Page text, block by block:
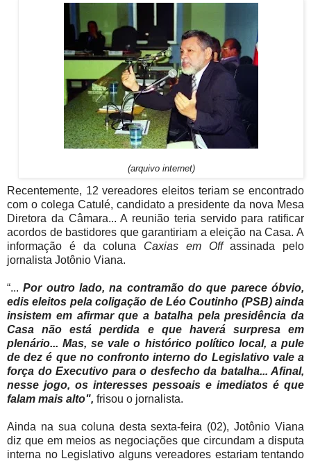
(arquivo internet)
Recentemente, 12 vereadores eleitos teriam se encontrado
com o colega Catulé, candidato a presidente da nova Mesa
Diretora da Câmara... A reunião teria servido para ratificar
acordos de bastidores que garantiriam a eleição na Casa. A
informação é da coluna Caxias em Offassinada pelo
jornalista Jotônio Viana.
“...Por outro lado, na contramão do que parece óbvio,
edis eleitos pela coligação de Léo Coutinho (PSB) ainda
insistem em afirmar que a batalha pela presidência da
Casa não está perdida e que haverá surpresa em
plenário... Mas, se vale o histórico político local, a pule
de dez é que no confronto interno do Legislativo vale a
força do Executivo para o desfecho da batalha... Afinal,
nesse jogo, os interesses pessoais e imediatos é que
falam mais alto", frisou o jornalista.
Ainda na sua coluna desta sexta-feira (02), Jotônio Viana
diz que em meios as negociações que circundam a disputa
interna no Legislativo alguns vereadores estariam tentando